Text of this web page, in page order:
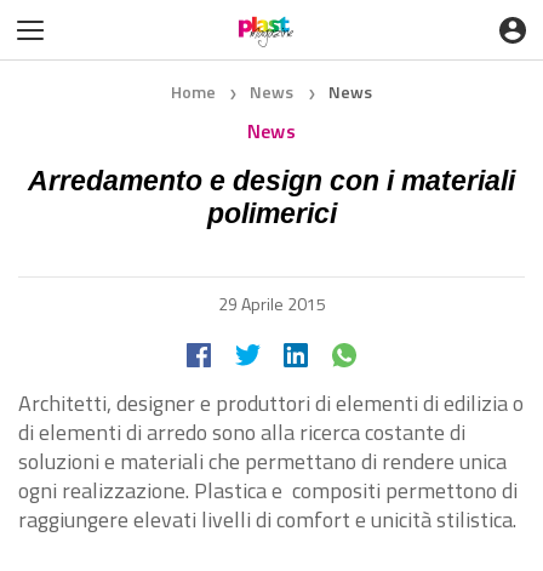
Home ❯ News ❯ News
News
Arredamento e design con i materiali
polimerici
29 Aprile 2015
Architetti, designer e produttori di elementi di edilizia o
di elementi di arredo sono alla ricerca costante di
soluzioni e materiali che permettano di rendere unica
ogni realizzazione. Plastica e compositi permettono di
raggiungere elevati livelli di comfort e unicità stilistica.